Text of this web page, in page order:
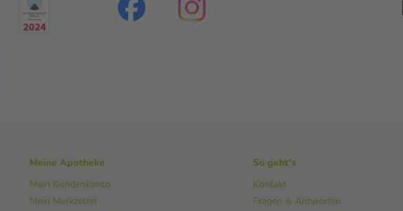
Meine Apotheke
Mein Kundenkonto
Mein Merkzettel
So geht's
Kontakt
Fragen & Antworten